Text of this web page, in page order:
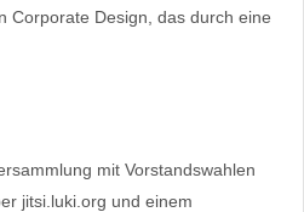
Corporate Design, das durch eine
mit Vorstandswahlen
jitsi.luki.org und einem